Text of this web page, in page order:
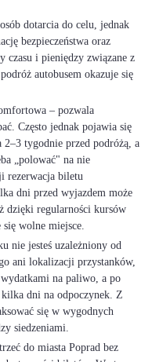
dotarcia do celu, jednak
bezpieczeństwa oraz
czasu i pieniędzy związane z
autobusem okazuje się
– pozwala
Często jednak pojawia się
tygodnie przed podróżą, a
„polować" na nie
rezerwacja biletu
dni przed wyjazdem może
dzięki regularności kursów
się wolne miejsce.
nie jesteś uzależniony od
ani lokalizacji przystanków,
na paliwo, a po
dni na odpoczynek. Z
się w wygodnych
siedzeniami.
do miasta Poprad bez